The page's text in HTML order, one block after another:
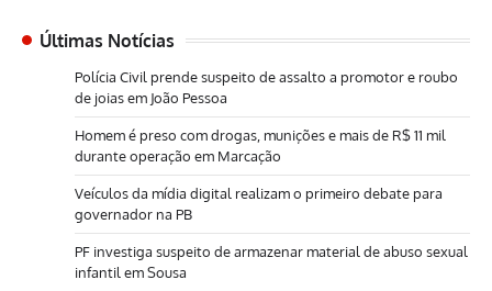
Últimas Notícias
Polícia Civil prende suspeito de assalto a promotor e roubo
de joias em João Pessoa
Homem é preso com drogas, munições e mais de R$ 11 mil
durante operação em Marcação
Veículos da mídia digital realizam o primeiro debate para
governador na PB
PF investiga suspeito de armazenar material de abuso sexual
infantil em Sousa